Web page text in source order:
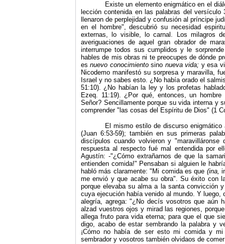
Existe un elemento enigmático en el
lección contenida en las palabras del
llenaron de perplejidad y confusión al príncipe
en el hombre", descubrió su necesidad
externas, lo visible, lo carnal. Los milagros
averiguaciones de aquel gran obrador de
interrumpe todos sus cumplidos y le
hables de mis obras ni te preocupes de dónde
esnuevo conocimientosino nueva vida; y esa
Nicodemo manifestó su sorpresa y maravilla,
Israel y no sabes esto. ¿No había orado el
51:10). ¿No habían la ley y los profetas
Ezeq. 11:19). ¿Por qué, entonces, un
Señor? Sencillamente porque su vida interna y
comprender "las cosas del Espíritu de Dios" (1
El mismo estilo de discurso
(Juan 6:53‑59); también en sus primeras
discípulos cuando volvieron y
respuesta al respecto fué mal entendida por
Agustín: ‑"¿Cómo extrañarnos de que la
entienden comida!" Pensaban si alguien le
habló más claramente: "Mi comida es que (ina,
me envió y que acabe su obra". Su éxito con
porque elevaba su alma a la santa convicción
cuya ejecución había venido al mundo. Y
alegría, agrega: "¿No decís vosotros que aún
alzad vuestros ojos y mirad las regiones,
allega fruto para vida eterna; para que el que
digo, acabo de estar sembrando la palabra y
¡Cómo no había de ser esto mi comida y
sembrador y vosotros también olvidaos de